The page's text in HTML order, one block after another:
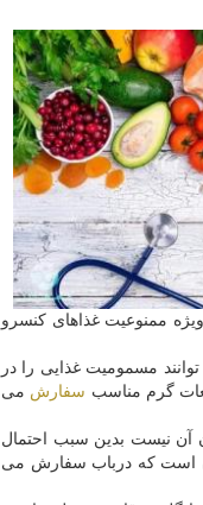
ممنوعیت غذاهای کنسرو
مسمومیت غذایی را در
گرم مناسب سفارش می
آن نیست بدین سبب احتمال
است که درباب سفارش می